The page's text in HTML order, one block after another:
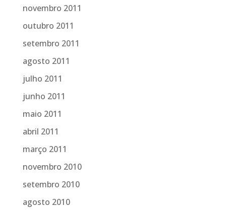
novembro 2011
outubro 2011
setembro 2011
agosto 2011
julho 2011
junho 2011
maio 2011
abril 2011
março 2011
novembro 2010
setembro 2010
agosto 2010